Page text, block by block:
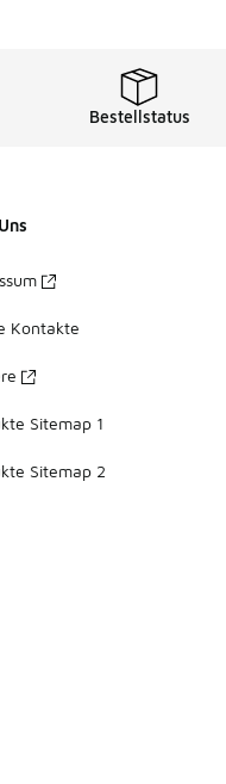
Bestellstatus
Kontakte
Sitemap 1
Sitemap 2